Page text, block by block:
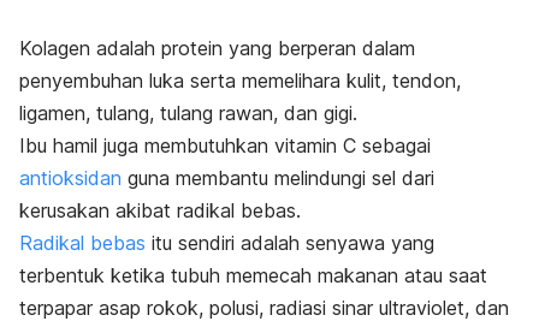
Kolagen adalah protein yang berperan dalam
penyembuhan luka serta memelihara kulit, tendon,
ligamen, tulang, tulang rawan, dan gigi.
Ibu hamil juga membutuhkan vitamin C sebagai
antioksidan guna membantu melindungi sel dari
kerusakan akibat radikal bebas.
Radikal bebas itu sendiri adalah senyawa yang
terbentuk ketika tubuh memecah makanan atau saat
terpapar asap rokok, polusi, radiasi sinar ultraviolet, dan